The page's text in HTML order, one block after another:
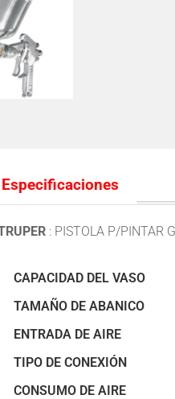
Especificaciones
: PISTOLA P/PINTAR
CAPACIDAD DEL VASO
TAMAÑO DE ABANICO
ENTRADA DE AIRE
TIPO DE CONEXIÓN
CONSUMO DE AIRE